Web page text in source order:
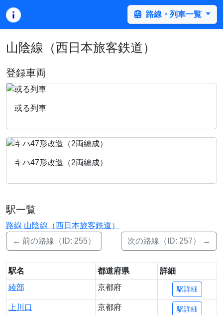
路線・列車一覧
山陰線（西日本旅客鉄道）
登録車両
或る列車
キハ47形改造（2両編成）
駅一覧
路線 山陰線（西日本旅客鉄道）
← 前の路線（ID: 255）
次の路線（ID: 257） →
駅名 都道府県
詳細
綾部
京都府 駅詳細
上川口 京都府 駅詳細